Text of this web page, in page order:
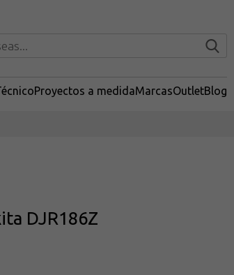
Proyectos a medidaMarcasOutletBlog
DJR186Z